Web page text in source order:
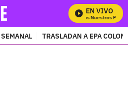
EN VIVO
Mira Todos Nuestros
TRASLADAN A EPA